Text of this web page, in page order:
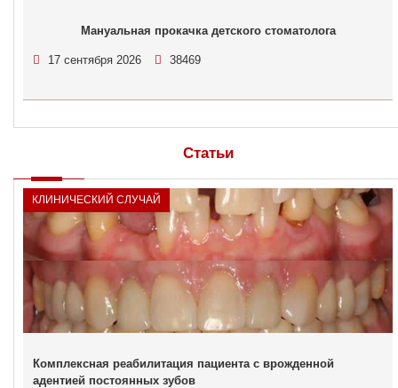
Мануальная прокачка детского стоматолога
17 сентября 2026 38469
Статьи
КЛИНИЧЕСКИЙ СЛУЧАЙ
Комплексная реабилитация пациента с врожденной
адентией постоянных зубов